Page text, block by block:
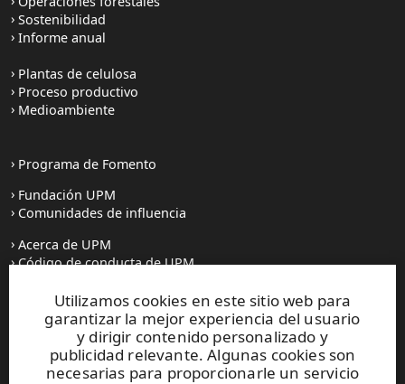
Utilizamos cookies en este sitio web para
garantizar la mejor experiencia del usuario
y dirigir contenido personalizado y
publicidad relevante. Algunas cookies son
necesarias para proporcionarle un servicio
Sostenibilidad
Informe anual
Plantas de celulosa
Proceso productivo
Medioambiente
Programa de Fomento
Fundación UPM
Comunidades de influencia
Acerca de UPM
Código de conducta de UPM
Prensa
Todas las noticias
Contacto